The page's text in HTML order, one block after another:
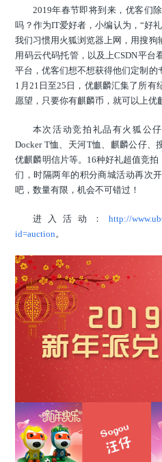
2019年春节即将到来，优客们
吗？作为IT爱好者，小编认为，“好
我们习惯用火狐浏览器上网，用搜狗
用码云代码托管，以及上CSDN平台
平台，优客们想不想获得他们定制
1月21日至25日，优麒麟汇集了所有
愿望，只要你有麒麟币，就可以上优
本次活动竞拍礼品有火狐公
Docker T恤、天河T恤、麒麟公仔、
优麒麟明信片等。16种好礼超值竞
们，时隔两年的积分商城活动再次
吧，数量有限，机会不可错过！
进入活动： http://
id=auction。